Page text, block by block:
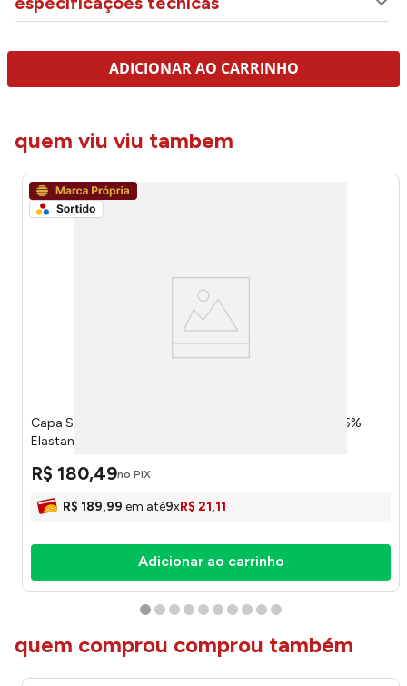
ADICIONAR AO CARRINHO
quem viu viu tambem
Capa Sofá 3 Lugares Sortido Bela Casa 95% Poliéster 5%
Elastano LM3616BEL - honeyhome
R$ 180,49no PIX
R$ 189,99 em até9xR$ 21,11
Adicionar ao carrinho
quem comprou comprou também